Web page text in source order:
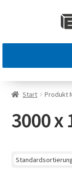
Start Produkt
3000 x